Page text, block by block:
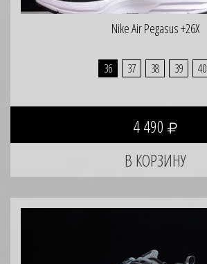
Nike Air Pegasus +26X
36 37 38 39 40
4 490